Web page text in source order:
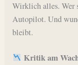
Wirklich alles. Wer
Autopilot. Und
bleibt.
Kritik am